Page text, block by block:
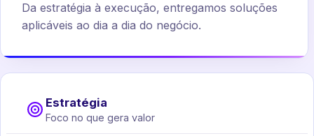
Da estratégia à execução, entregamos soluções
aplicáveis ao dia a dia do negócio.
Estratégia
Foco no que gera valor